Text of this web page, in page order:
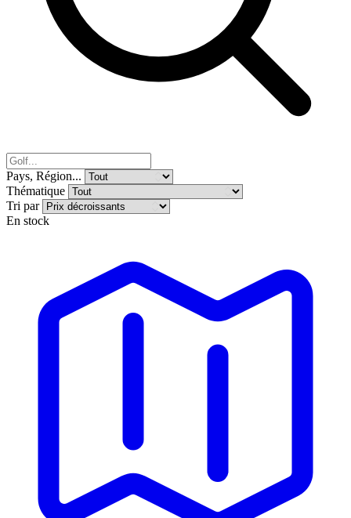
Pays, Région...
Thématique
Tri par
En stock